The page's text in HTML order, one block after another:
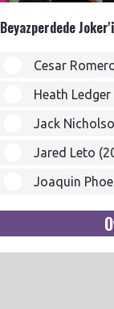
Beyazperdede
Cesar
Heath Ledger
Jack
Jared Leto
Joaquin